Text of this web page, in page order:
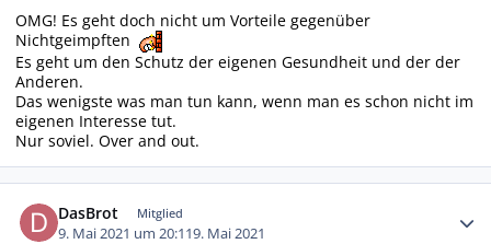
OMG! Es geht doch nicht um Vorteile gegenüber
Nichtgeimpften
Es geht um den Schutz der eigenen Gesundheit und der der
Anderen.
Das wenigste was man tun kann, wenn man es schon nicht im
eigenen Interesse tut.
Nur soviel. Over and out.
DasBrot Mitglied
9. Mai 2021 um 20:119. Mai 2021